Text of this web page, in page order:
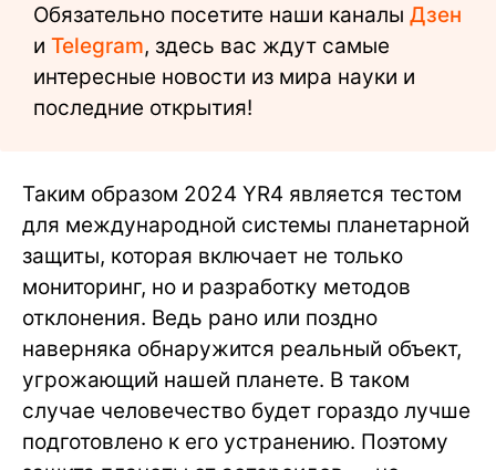
Обязательно посетите наши каналы Дзен
и Telegram, здесь вас ждут самые
интересные новости из мира науки и
последние открытия!
Таким образом 2024 YR4 является тестом
для международной системы планетарной
защиты, которая включает не только
мониторинг, но и разработку методов
отклонения. Ведь рано или поздно
наверняка обнаружится реальный объект,
угрожающий нашей планете. В таком
случае человечество будет гораздо лучше
подготовлено к его устранению. Поэтому